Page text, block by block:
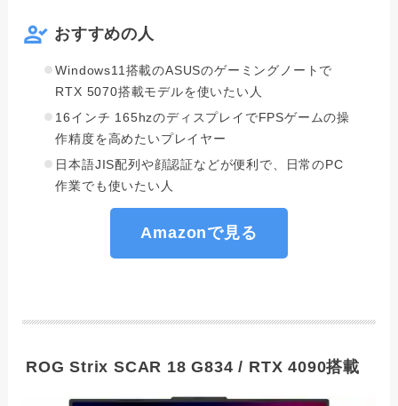
おすすめの人
Windows11搭載のASUSのゲーミングノートで
RTX 5070搭載モデルを使いたい人
16インチ 165hzのディスプレイでFPSゲームの操
作精度を高めたいプレイヤー
日本語JIS配列や顔認証などが便利で、日常のPC
作業でも使いたい人
Amazonで見る
ROG Strix SCAR 18 G834 / RTX 4090搭載